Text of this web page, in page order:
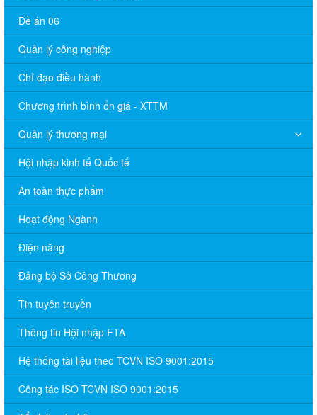
Đề án 06
Quản lý công nghiệp
Chỉ đạo điều hành
Chương trình bình ổn giá - XTTM
Quản lý thương mại
Hội nhập kinh tế Quốc tế
An toàn thực phẩm
Hoạt động Ngành
Điện năng
Đảng bộ Sở Công Thương
Tin tuyên truyền
Thông tin Hội nhập FTA
Hệ thống tài liệu theo TCVN ISO 9001:2015
Công tác ISO TCVN ISO 9001:2015